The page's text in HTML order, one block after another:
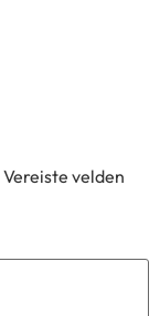
Vereiste velden